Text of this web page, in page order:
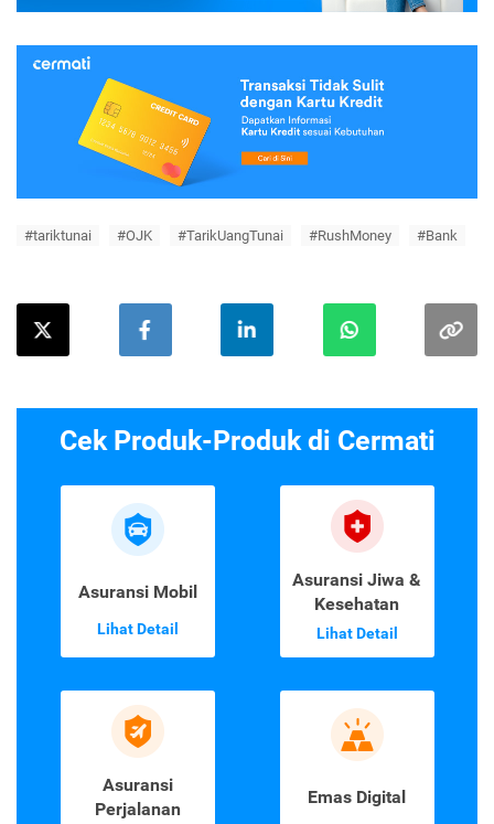
#tariktunai #OJK #TarikUangTunai #RushMoney #Bank
Cek Produk-Produk di Cermati
Asuransi Mobil
Lihat Detail
Asuransi Jiwa &
Kesehatan
Lihat Detail
Asuransi
Perjalanan
Emas Digital